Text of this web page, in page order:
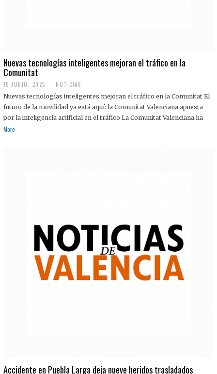
Nuevas tecnologías inteligentes mejoran el tráfico en la
Comunitat
15 JUNIO, 2025 NOTICIAS
Nuevas tecnologías inteligentes mejoran el tráfico en la Comunitat El
futuro de la movilidad ya está aquí: la Comunitat Valenciana apuesta
por la inteligencia artificial en el tráfico La Comunitat Valenciana ha
More
Accidente en Puebla Larga deja nueve heridos trasladados